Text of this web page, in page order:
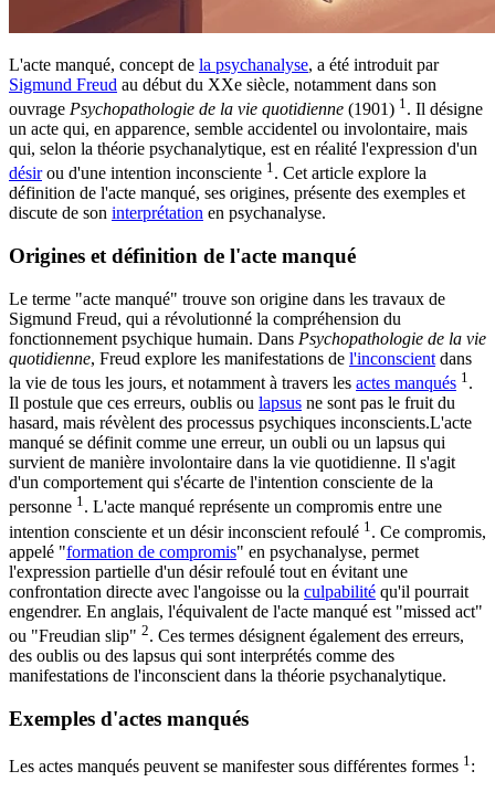
L'acte manqué, concept de la psychanalyse, a été introduit par
Sigmund Freud au début du XXe siècle, notamment dans son
ouvrage Psychopathologie de la vie quotidienne (1901) 1 . Il désigne
un acte qui, en apparence, semble accidentel ou involontaire, mais
qui, selon la théorie psychanalytique, est en réalité l'expression d'un
désirou d'une intention inconsciente 1. Cet article explore la
définition de l'acte manqué, ses origines, présente des exemples et
discute de son interprétation en psychanalyse.
Origines et définition de l'acte manqué
Le terme "acte manqué" trouve son origine dans les travaux de
Sigmund Freud, qui a révolutionné la compréhension du
fonctionnement psychique humain. Dans Psychopathologie de la vie
quotidienne, Freud explore les manifestations de l'inconscient dans
la vie de tous les jours, et notamment à travers les actes manqués 1 .
Il postule que ces erreurs, oublis ou lapsus ne sont pas le fruit du
hasard, mais révèlent des processus psychiques inconscients.L'acte
manqué se définit comme une erreur, un oubli ou un lapsus qui
survient de manière involontaire dans la vie quotidienne. Il s'agit
d'un comportement qui s'écarte de l'intention consciente de la
personne 1. L'acte manqué représente un compromis entre une
intention consciente et un désir inconscient refoulé 1 . Ce compromis,
appelé "formation de compromis" en psychanalyse, permet
l'expression partielle d'un désir refoulé tout en évitant une
confrontation directe avec l'angoisse ou la culpabilité qu'il pourrait
engendrer. En anglais, l'équivalent de l'acte manqué est "missed act"
ou "Freudian slip" 2. Ces termes désignent également des erreurs,
des oublis ou des lapsus qui sont interprétés comme des
manifestations de l'inconscient dans la théorie psychanalytique.
Exemples d'actes manqués
Les actes manqués peuvent se manifester sous différentes formes 1 :